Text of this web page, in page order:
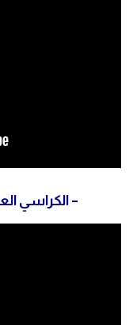
– الكراسي